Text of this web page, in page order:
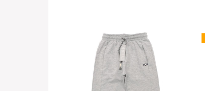
Detail produktu